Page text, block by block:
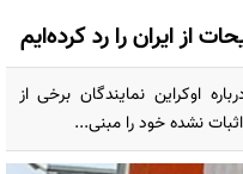
از ایران را رد کرده‌ایم
اوکراین نمایندگان برخی از
نشده خود را مبنی...